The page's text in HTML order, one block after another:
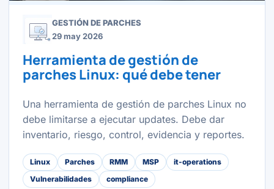
GESTIÓN DE PARCHES
29 may 2026
Herramienta de gestión de
parches Linux: qué debe tener
Una herramienta de gestión de parches Linux no
debe limitarse a ejecutar updates. Debe dar
inventario, riesgo, control, evidencia y reportes.
Linux Parches RMM MSP
it-operations
Vulnerabilidades
compliance